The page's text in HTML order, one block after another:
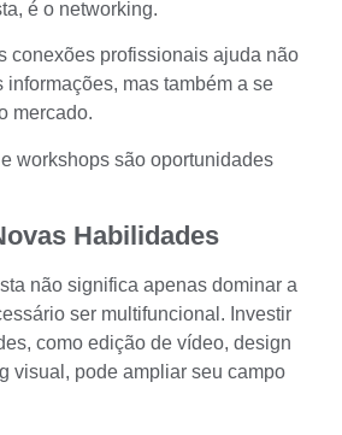
é o networking.
conexões profissionais ajuda não
informações, mas também a se
mercado.
workshops são oportunidades
Habilidades
não significa apenas dominar a
ser multifuncional. Investir
como edição de vídeo, design
visual, pode ampliar seu campo